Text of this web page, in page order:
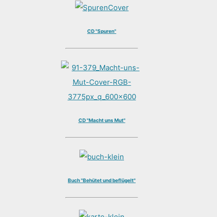
CD "Spuren"
CD "Macht uns Mut"
Buch "Behütet und beflügelt"